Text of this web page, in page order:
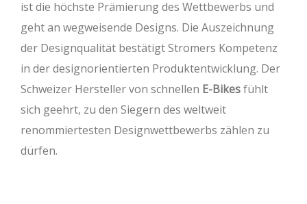
ist die höchste Prämierung des Wettbewerbs und
geht an wegweisende Designs. Die Auszeichnung
der Designqualität bestätigt Stromers Kompetenz
in der designorientierten Produktentwicklung. Der
Schweizer Hersteller von schnellen E-Bikesfühlt
sich geehrt, zu den Siegern des weltweit
renommiertesten Designwettbewerbs zählen zu
dürfen.